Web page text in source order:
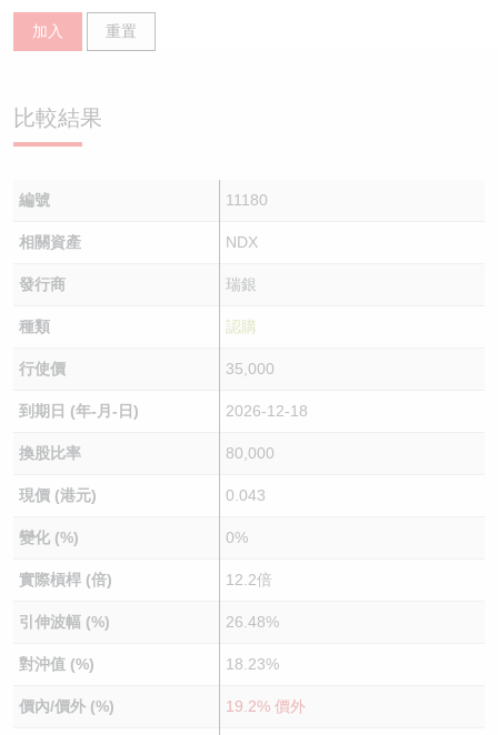
加入 重置
比較結果
編號 11180
相關資產 NDX
發行商 瑞銀
種類 認購
行使價 35,000
到期日 (年-月-日) 2026-12-18
換股比率 80,000
現價 (港元) 0.043
變化 (%) 0%
實際槓桿 (倍) 12.2倍
引伸波幅 (%) 26.48%
對沖值 (%) 18.23%
價內/價外 (%) 19.2% 價外
認股證/牛熊證日誌
認股證文件及公告 (瑞信)
牛熊證到期結算價查詢
牛熊證速算機
牛熊證文件及公告 (瑞信)
中資ETFs溢價比較
即市板塊表現
收市競價變化